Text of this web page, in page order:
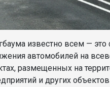
известно всем — это
автомобилей на
размещенных на
и других